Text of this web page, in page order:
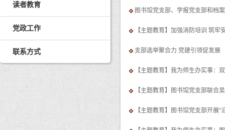
读者教育
党政工作
联系方式
图书馆党支部、学报党支部和档
【主题教育】加强消防培训 筑
支部选举聚合力 党建引领促发展
【主题教育】我为师生办实事：
【主题教育】图书馆党支部联合
【主题教育】图书馆党支部开展